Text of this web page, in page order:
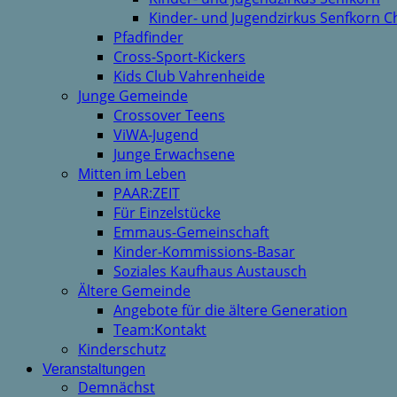
Kinder- und Jugendzirkus Senfkorn
Pfadfinder
Cross-Sport-Kickers
Kids Club Vahrenheide
Junge Gemeinde
Crossover Teens
ViWA-Jugend
Junge Erwachsene
Mitten im Leben
PAAR:ZEIT
Für Einzelstücke
Emmaus-Gemeinschaft
Kinder-Kommissions-Basar
Soziales Kaufhaus Austausch
Ältere Gemeinde
Angebote für die ältere Generation
Team:Kontakt
Kinderschutz
Veranstaltungen
Demnächst